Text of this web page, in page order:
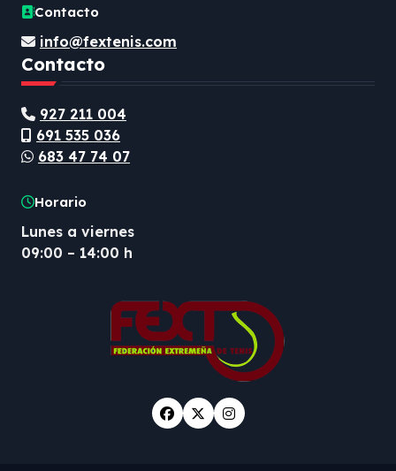
Contacto
info@fextenis.com
Contacto
927 211 004
691 535 036
683 47 74 07
Horario
Lunes a viernes
09:00 – 14:00 h